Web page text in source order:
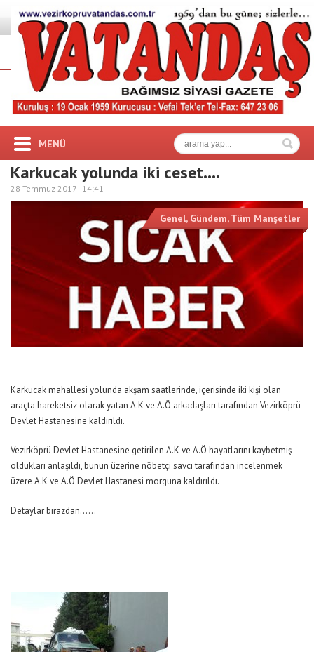
MENÜ
Karkucak yolunda iki ceset….
28 Temmuz 2017 - 14:41
Genel, Gündem,Tüm Manşetler
Karkucak mahallesi yolunda akşam saatlerinde, içerisinde iki kişi olan
araçta hareketsiz olarak yatan A.K ve A.Ö arkadaşları tarafından Vezirköprü
Devlet Hastanesine kaldırıldı.
Vezirköprü Devlet Hastanesine getirilen A.K ve A.Ö hayatlarını kaybetmiş
oldukları anlaşıldı, bunun üzerine nöbetçi savcı tarafından incelenmek
üzere A.K ve A.Ö Devlet Hastanesi morguna kaldırıldı.
Detaylar birazdan……